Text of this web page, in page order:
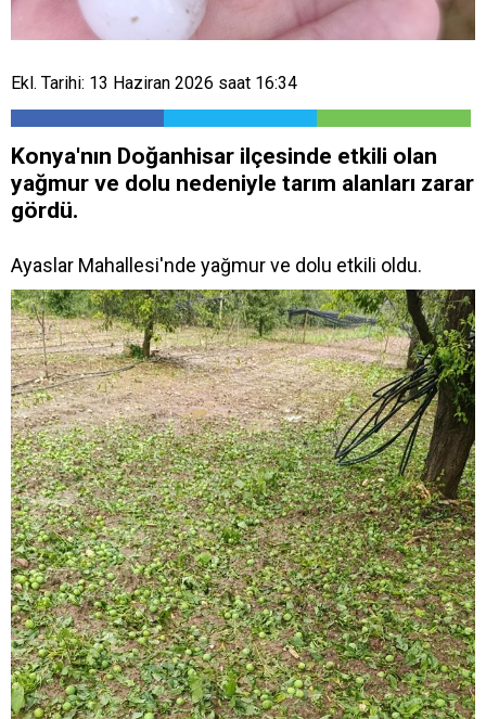
Ekl. Tarihi: 13 Haziran 2026 saat 16:34
Konya'nın Doğanhisar ilçesinde etkili olan
yağmur ve dolu nedeniyle tarım alanları zarar
gördü.
Ayaslar Mahallesi'nde yağmur ve dolu etkili oldu.